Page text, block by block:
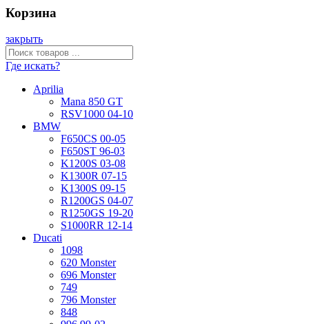
Корзина
закрыть
Где искать?
Aprilia
Mana 850 GT
RSV1000 04-10
BMW
F650CS 00-05
F650ST 96-03
K1200S 03-08
K1300R 07-15
K1300S 09-15
R1200GS 04-07
R1250GS 19-20
S1000RR 12-14
Ducati
1098
620 Monster
696 Monster
749
796 Monster
848